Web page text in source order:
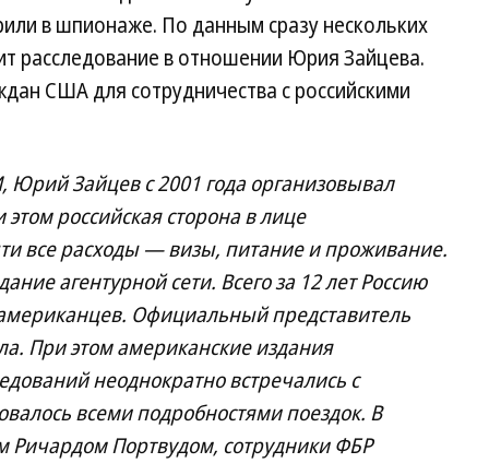
в шпионаже. По данным сразу нескольких
расследование в отношении Юрия Зайцева.
США для сотрудничества с российскими
Зайцев с 2001 года организовывал
российская сторона в лице
все расходы — визы, питание и проживание.
агентурной сети. Всего за 12 лет Россию
Официальный представитель
При этом американские издания
неоднократно встречались с
всеми подробностями поездок. В
Ричардом Портвудом, сотрудники ФБР